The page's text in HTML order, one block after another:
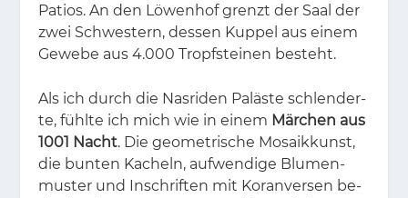
Pa­ti­os. An den Lö­wen­hof grenzt der Saal der
zwei Schwes­tern, des­sen Kup­pel aus ei­nem
Ge­we­be aus 4.000 Tropf­stei­nen be­steht.
Als ich durch die Nas­ri­den Pa­läs­te schlen­der­
te, fühl­te ich mich wie in ei­nem Märchen aus
1001 Nacht. Die geo­me­tri­sche Mo­sa­ik­kunst,
die bun­ten Ka­cheln, auf­wen­di­ge Blu­men­
mus­ter und In­schrif­ten mit Ko­ran­ver­sen be­